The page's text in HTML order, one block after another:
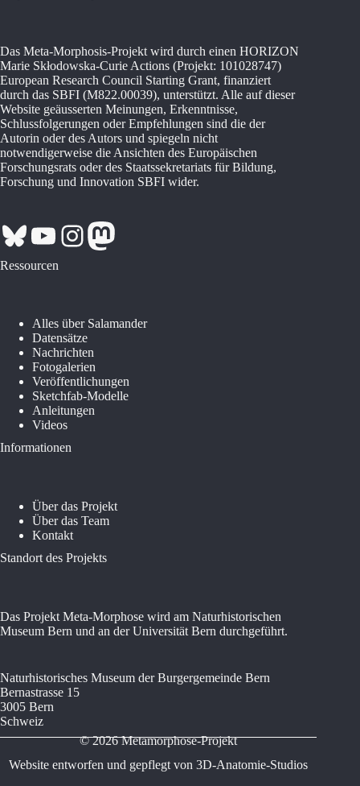
Das Meta-Morphosis-Projekt wird durch einen HORIZON
Marie Skłodowska-Curie Actions (Projekt: 101028747)
European Research Council Starting Grant, finanziert
durch das SBFI (M822.00039), unterstützt. Alle auf dieser
Website geäusserten Meinungen, Erkenntnisse,
Schlussfolgerungen oder Empfehlungen sind die der
Autorin oder des Autors und spiegeln nicht
notwendigerweise die Ansichten des Europäischen
Forschungsrats oder des Staatssekretariats für Bildung,
Forschung und Innovation SBFI wider.
Bluesky
YouTube
Instagram
Mastodon
Ressourcen
Alles über Salamander
Datensätze
Nachrichten
Fotogalerien
Veröffentlichungen
Sketchfab-Modelle
Anleitungen
Videos
Informationen
Über das Projekt
Über das Team
Kontakt
Standort des Projekts
Das Projekt Meta-Morphose wird am Naturhistorischen
Museum Bern und an der Universität Bern durchgeführt.
Naturhistorisches Museum der Burgergemeinde Bern
Bernastrasse 15
3005 Bern
Schweiz
© 2026 Metamorphose-Projekt
Website entworfen und gepflegt von3D-Anatomie-Studios